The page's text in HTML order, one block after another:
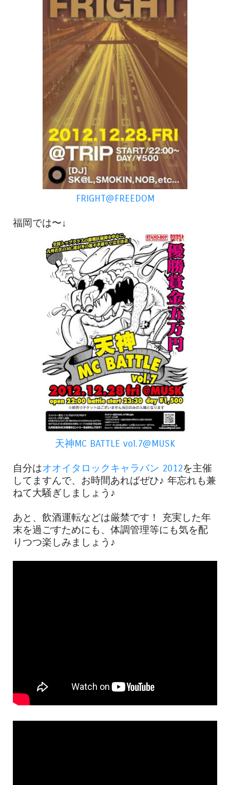
FRIGHT@FREEDOM
福岡では〜↓
天神MC BATTLE vol.7@MUSK
自分はオオイタロックキャラバン 2012を主催
してますんで、お時間あればぜひ♪ 年忘れも兼
ねて大騒ぎしましょう♪
あと、飲酒運転などは厳禁です！ 充実した年
末を過ごすためにも、体調管理等にも気を配
りつつ楽しみましょう♪